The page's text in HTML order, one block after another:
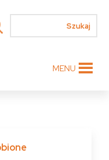
MENU